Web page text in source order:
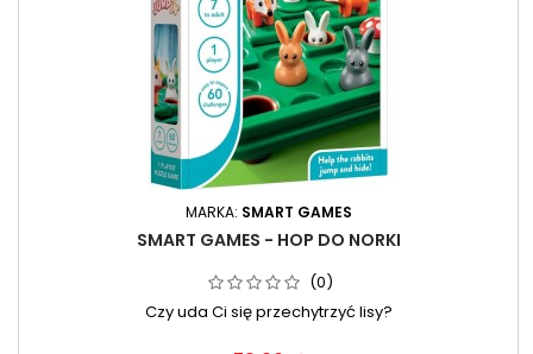
MARKA: SMART GAMES
SMART GAMES - HOP DO NORKI
(0)
Czy uda Ci się przechytrzyć lisy?